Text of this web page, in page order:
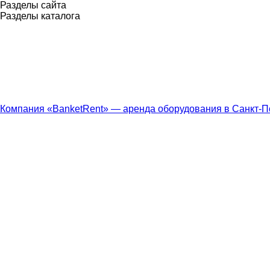
Разделы сайта
Разделы каталога
Компания «BanketRent» — аренда оборудования в Санкт-